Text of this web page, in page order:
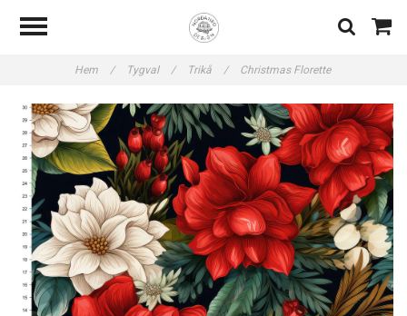
Hem / Tygval / Trikå / Christmas Florette